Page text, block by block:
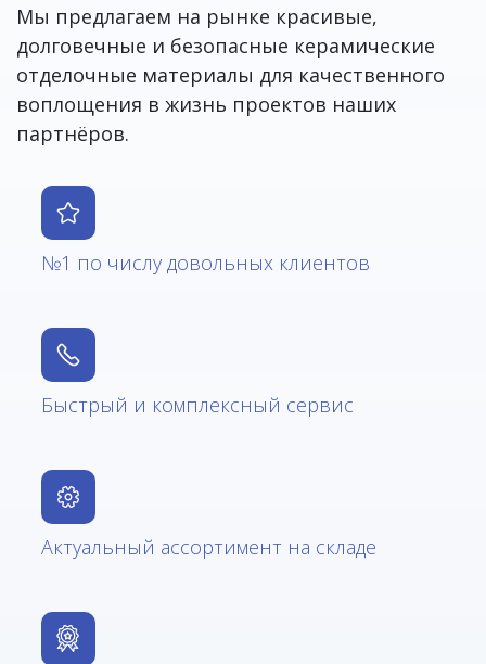
Мы предлагаем на рынке красивые,
долговечные и безопасные керамические
отделочные материалы для качественного
воплощения в жизнь проектов наших
партнёров.
№1 по числу довольных клиентов
Быстрый и комплексный сервис
Актуальный ассортимент на складе